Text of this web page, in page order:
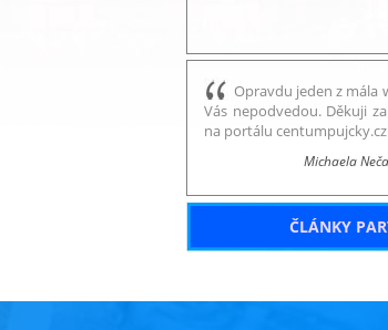
Opravdu jeden z mála
Vás nepodvedou. Děkuji
na portálu
Michaela
ČLÁNKY